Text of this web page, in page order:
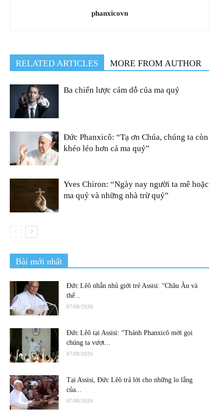
phanxicovn
RELATED ARTICLES MORE FROM AUTHOR
Ba chiến lược cám dỗ của ma quỷ
Đức Phanxicô: “Tạ ơn Chúa, chúng ta còn
khéo léo hơn cả ma quỷ”
Yves Chiron: “Ngày nay người ta mê hoặc
ma quỷ và những nhà trừ quỷ”
Bài mới nhất
Đức Lêô nhắn nhủ giới trẻ Assisi: “Châu Âu và
thế...
07/08/2026
Đức Lêô tại Assisi: “Thánh Phanxicô mời gọi
chúng ta vượt...
07/08/2026
Tại Assisi, Đức Lêô trả lời cho những lo lắng
của...
07/08/2026